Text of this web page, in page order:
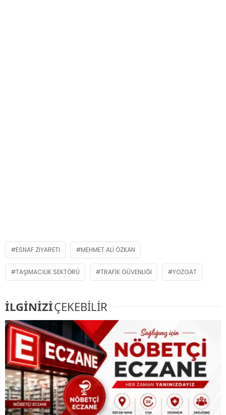
ESNAF ZIYARETI MEHMET ALI ÖZKAN
TAŞIMACILIK SEKTÖRÜ TRAFIK GÜVENLIĞI YOZGAT
İLGİNİZİÇEKEBİLİR